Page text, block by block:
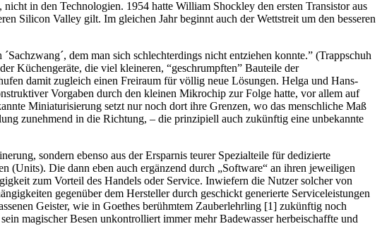
in den Technologien. 1954 hatte William Shockley den ersten Transistor aus
Silicon Valley gilt. Im gleichen Jahr beginnt auch der Wettstreit um den besseren
dem man sich schlechterdings nicht entziehen konnte.” (Trappschuh
Küchengeräte, die viel kleineren, “geschrumpften” Bauteile der
damit zugleich einen Freiraum für völlig neue Lösungen. Helga und Hans-
Vorgaben durch den kleinen Mikrochip zur Folge hatte, vor allem auf
Miniaturisierung setzt nur noch dort ihre Grenzen, wo das menschliche Maß
zunehmend in die Richtung, – die prinzipiell auch zukünftig eine unbekannte
sondern ebenso aus der Ersparnis teurer Spezialteile für dedizierte
Die dann eben auch ergänzend durch „Software“ an ihren jeweiligen
zum Vorteil des Handels oder Service. Inwiefern die Nutzer solcher von
gegenüber dem Hersteller durch geschickt generierte Serviceleistungen
Geister, wie in Goethes berühmtem Zauberlehrling [1] zukünftig noch
magischer Besen unkontrolliert immer mehr Badewasser herbeischaffte und